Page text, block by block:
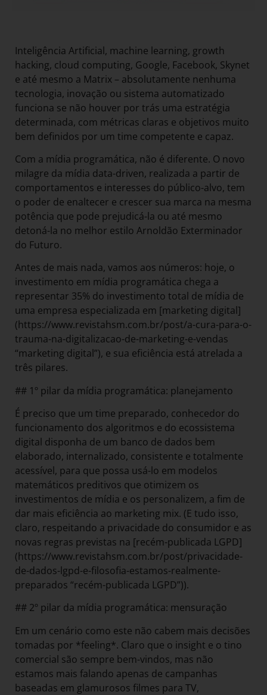
Inteligência Artificial, machine learning, growth
hacking, cloud computing, Google, Facebook, Skynet
e até mesmo a Matrix – absolutamente nenhuma
tecnologia, inovação ou sistema automatizado
funciona se não houver por trás uma estratégia
determinada, com métricas claras e objetivos muito
bem definidos por um time competente e capaz.
Com a mídia programática, não é diferente. O novo
milagre da mídia data-driven, realizada a partir de
comportamentos e interesses do público-alvo, tem
o poder de enaltecer e crescer sua marca na mesma
potência que pode prejudicá-la ou até mesmo
detoná-la no melhor estilo Arnoldão Exterminador
do Futuro.
Antes de mais nada, vamos aos números: hoje, o
investimento em mídia programática chega a
representar 35% do investimento total de mídia de
uma empresa especializada em [marketing digital]
(https://www.revistahsm.com.br/post/a-cura-para-o-
trauma-na-digitalizacao-de-marketing-e-vendas
“marketing digital”), e sua eficiência está atrelada a
três pilares.
## 1º pilar da mídia programática: planejamento
É preciso que um time preparado, conhecedor do
funcionamento dos algoritmos e do ecossistema
digital disponha de um banco de dados bem
elaborado, internalizado, consistente e totalmente
acessível, para que possa usá-lo em modelos
matemáticos preditivos que otimizem os
investimentos de mídia e os personalizem, a fim de
dar mais eficiência ao marketing mix. (E tudo isso,
claro, respeitando a privacidade do consumidor e as
novas regras previstas na [recém-publicada LGPD]
(https://www.revistahsm.com.br/post/privacidade-
de-dados-lgpd-e-filosofia-estamos-realmente-
preparados “recém-publicada LGPD”)).
## 2º pilar da mídia programática: mensuração
Em um cenário como este não cabem mais decisões
tomadas por *feeling*. Claro que o insight e o tino
comercial são sempre bem-vindos, mas não
estamos mais falando apenas de campanhas
baseadas em glamurosos filmes para TV,